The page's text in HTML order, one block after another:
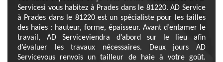
Servicesi vous habitez à Prades dans le 81220. AD Service
à Prades dans le 81220 est un spécialiste pour les tailles
des haies : hauteur, forme, épaisseur. Avant d’entamer le
travail, AD Serviceviendra d’abord sur le lieu afin
d’évaluer les travaux nécessaires. Deux jours AD
Servicevous renvois un tailleur de haie à votre goût.